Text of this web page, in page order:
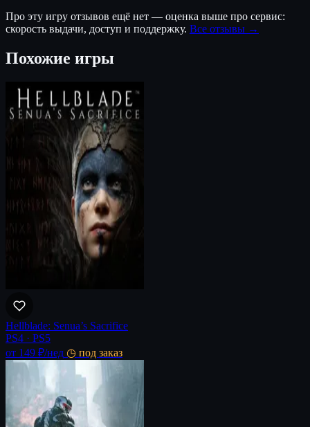
Про эту игру отзывов ещё нет — оценка выше про сервис:
скорость выдачи, доступ и поддержку. Все отзывы →
Похожие игры
Hellblade: Senua’s Sacrifice
PS4 · PS5
от 149 ₽/нед ◷ под заказ